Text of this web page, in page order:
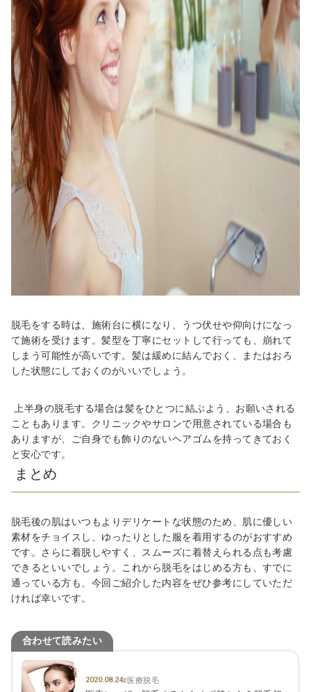
脱毛をする時は、施術台に横になり、うつ伏せや仰向けになっ
て施術を受けます。髪型を丁寧にセットして行っても、崩れて
しまう可能性が高いです。髪は緩めに結んでおく、またはおろ
した状態にしておくのがいいでしょう。
上半身の脱毛する場合は髪をひとつに結ぶよう、お願いされる
こともあります。クリニックやサロンで用意されている場合も
ありますが、ご自身でも飾りのないヘアゴムを持ってきておく
と安心です。
まとめ
脱毛後の肌はいつもよりデリケートな状態のため、肌に優しい
素材をチョイスし、ゆったりとした服を着用するのがおすすめ
です。さらに着脱しやすく、スムーズに着替えられる点も考慮
できるといいでしょう。これから脱毛をはじめる方も、すでに
通っている方も、今回ご紹介した内容をぜひ参考にしていただ
ければ幸いです。
合わせて読みたい
2020.08.24#医療脱毛